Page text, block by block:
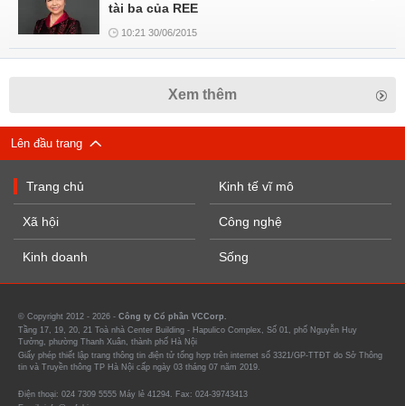
tài ba của REE
10:21 30/06/2015
Xem thêm
Lên đầu trang
Trang chủ
Xã hội
Kinh doanh
Kinh tế vĩ mô
Công nghệ
Sống
© Copyright 2012 - 2026 - Công ty Cổ phần VCCorp.
Tầng 17, 19, 20, 21 Toà nhà Center Building - Hapulico Complex, Số 01, phố Nguyễn Huy
Tưởng, phường Thanh Xuân, thành phố Hà Nội
Giấy phép thiết lập trang thông tin điện tử tổng hợp trên internet số 3321/GP-TTĐT do Sở Thông
tin và Truyền thông TP Hà Nội cấp ngày 03 tháng 07 năm 2019.
Điện thoại: 024 7309 5555 Máy lẻ 41294. Fax: 024-39743413